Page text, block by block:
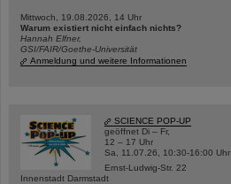
Mittwoch, 19.08.2026, 14 Uhr
Warum existiert nicht einfach nichts?
Hannah Elfner,
GSI/FAIR/Goethe-Universität
Anmeldung und weitere Informationen
SCIENCE POP-UP
geöffnet Di – Fr,
12 – 17 Uhr
Sa, 11.07.26, 10:30-16:00 Uhr
Ernst-Ludwig-Str. 22
Innenstadt Darmstadt